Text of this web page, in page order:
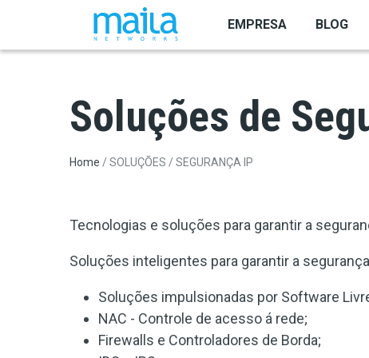
Skip to main content
EMPRESA BLOG
Soluções de
Breadcrumb
Home SOLUÇÕES SEGURANÇA IP
Tecnologias e soluções para garantir a
Soluções inteligentes para garantir a
Soluções impulsionadas por Software
NAC - Controle de acesso á rede;
Firewalls e Controladores de Borda;